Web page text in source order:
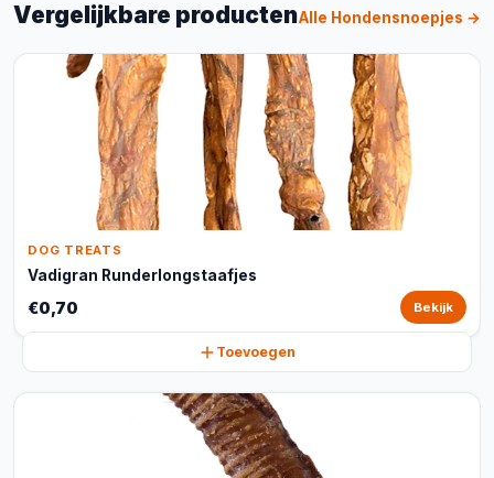
Vergelijkbare productenAlle Hondensnoepjes →
DOG TREATS
Vadigran Runderlongstaafjes
€0,70 Bekijk
Toevoegen